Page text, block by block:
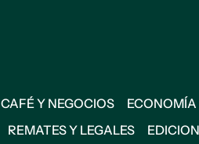
CAFÉ Y NEGOCIOS ECONOMÍA
REMATES Y LEGALES